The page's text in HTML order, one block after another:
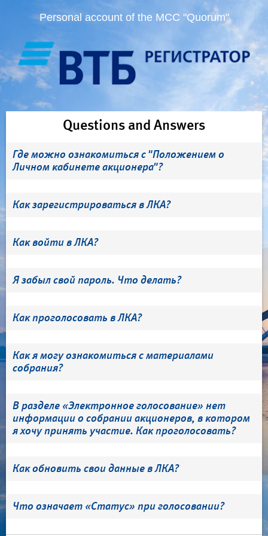
Personal account of the MCC "Quorum"
Questions and Answers
Где можно ознакомиться с "Положением о
Личном кабинете акционера"?
Как зарегистрироваться в ЛКА?
Как войти в ЛКА?
Я забыл свой пароль. Что делать?
Как проголосовать в ЛКА?
Как я могу ознакомиться с материалами
собрания?
В разделе «Электронное голосование» нет
информации о собрании акционеров, в котором
я хочу принять участие. Как проголосовать?
Как обновить свои данные в ЛКА?
Что означает «Статус» при голосовании?